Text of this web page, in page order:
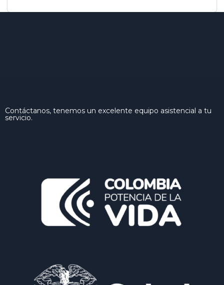
Contáctanos, tenemos un excelente equipo asistencial a tu
servicio.